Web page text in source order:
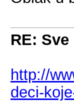
RE:
http://
deci-